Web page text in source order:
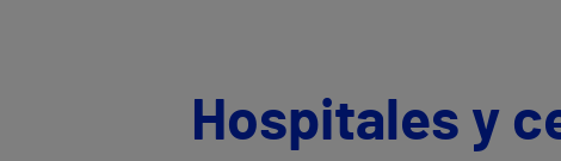
Hospitales y